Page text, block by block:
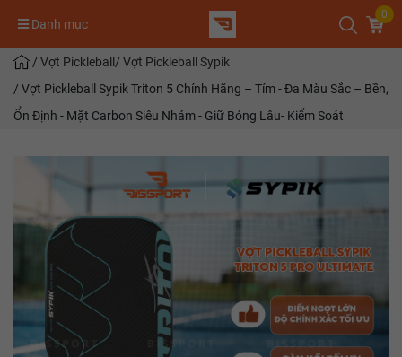
Danh mục
0
/ Vợt Pickleball / Vợt Pickleball Sypik
/ Vợt Pickleball Sypik Triton 5 Chính Hãng – Tím - Đa Màu Sắc – Bền,
Ổn Định - Mặt Carbon Siêu Nhám - Giữ Bóng Lâu- Kiểm Soát